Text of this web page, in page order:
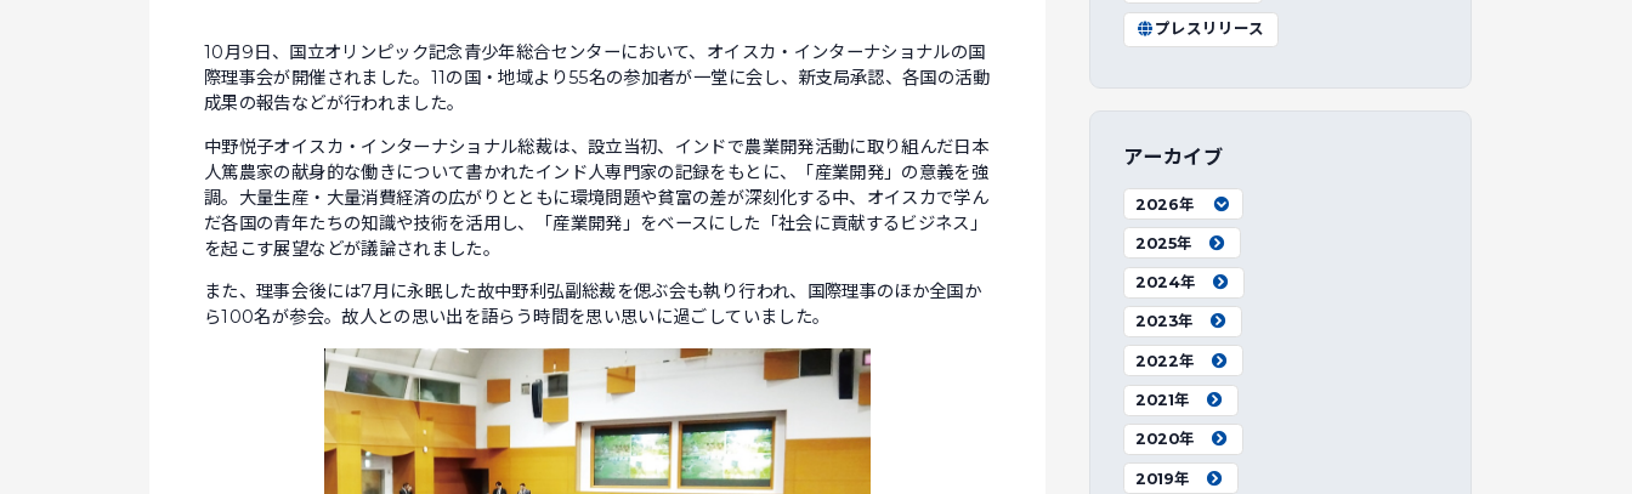
10月9日、国立オリンピック記念青少年総合センターにおいて、オイスカ・インターナショナルの国
際理事会が開催されました。11の国・地域より55名の参加者が一堂に会し、新支局承認、各国の活動
成果の報告などが行われました。
中野悦子オイスカ・インターナショナル総裁は、設立当初、インドで農業開発活動に取り組んだ日本
人篤農家の献身的な働きについて書かれたインド人専門家の記録をもとに、「産業開発」の意義を強
調。大量生産・大量消費経済の広がりとともに環境問題や貧富の差が深刻化する中、オイスカで学ん
だ各国の青年たちの知識や技術を活用し、「産業開発」をベースにした「社会に貢献するビジネス」
を起こす展望などが議論されました。
また、理事会後には7月に永眠した故中野利弘副総裁を偲ぶ会も執り行われ、国際理事のほか全国か
ら100名が参会。故人との思い出を語らう時間を思い思いに過ごしていました。
プレスリリース
アーカイブ
2026年
2025年
2024年
2023年
2022年
2021年
2020年
2019年